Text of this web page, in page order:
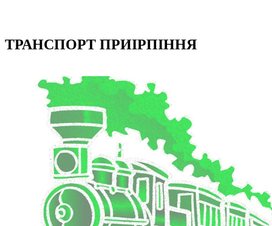
ТРАНСПОРТ ПРИІРПІННЯ